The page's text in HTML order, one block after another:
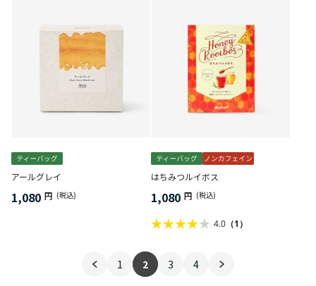
アールグレイ
1,080 円 (税込)
はちみつルイボス
1,080 円 (税込)
4.0 （1）
1 2 3 4